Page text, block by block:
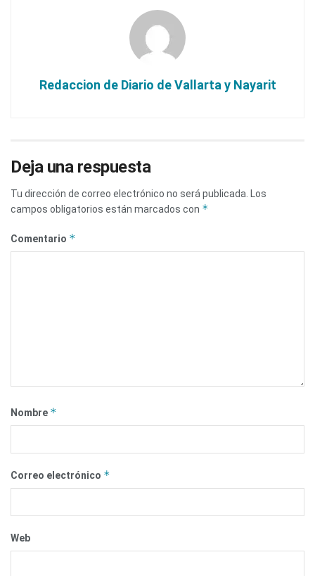
Redaccion de Diario de Vallarta y Nayarit
Deja una respuesta
Tu dirección de correo electrónico no será publicada.
Los
campos obligatorios están marcados con *
Comentario *
Nombre *
Correo electrónico *
Web